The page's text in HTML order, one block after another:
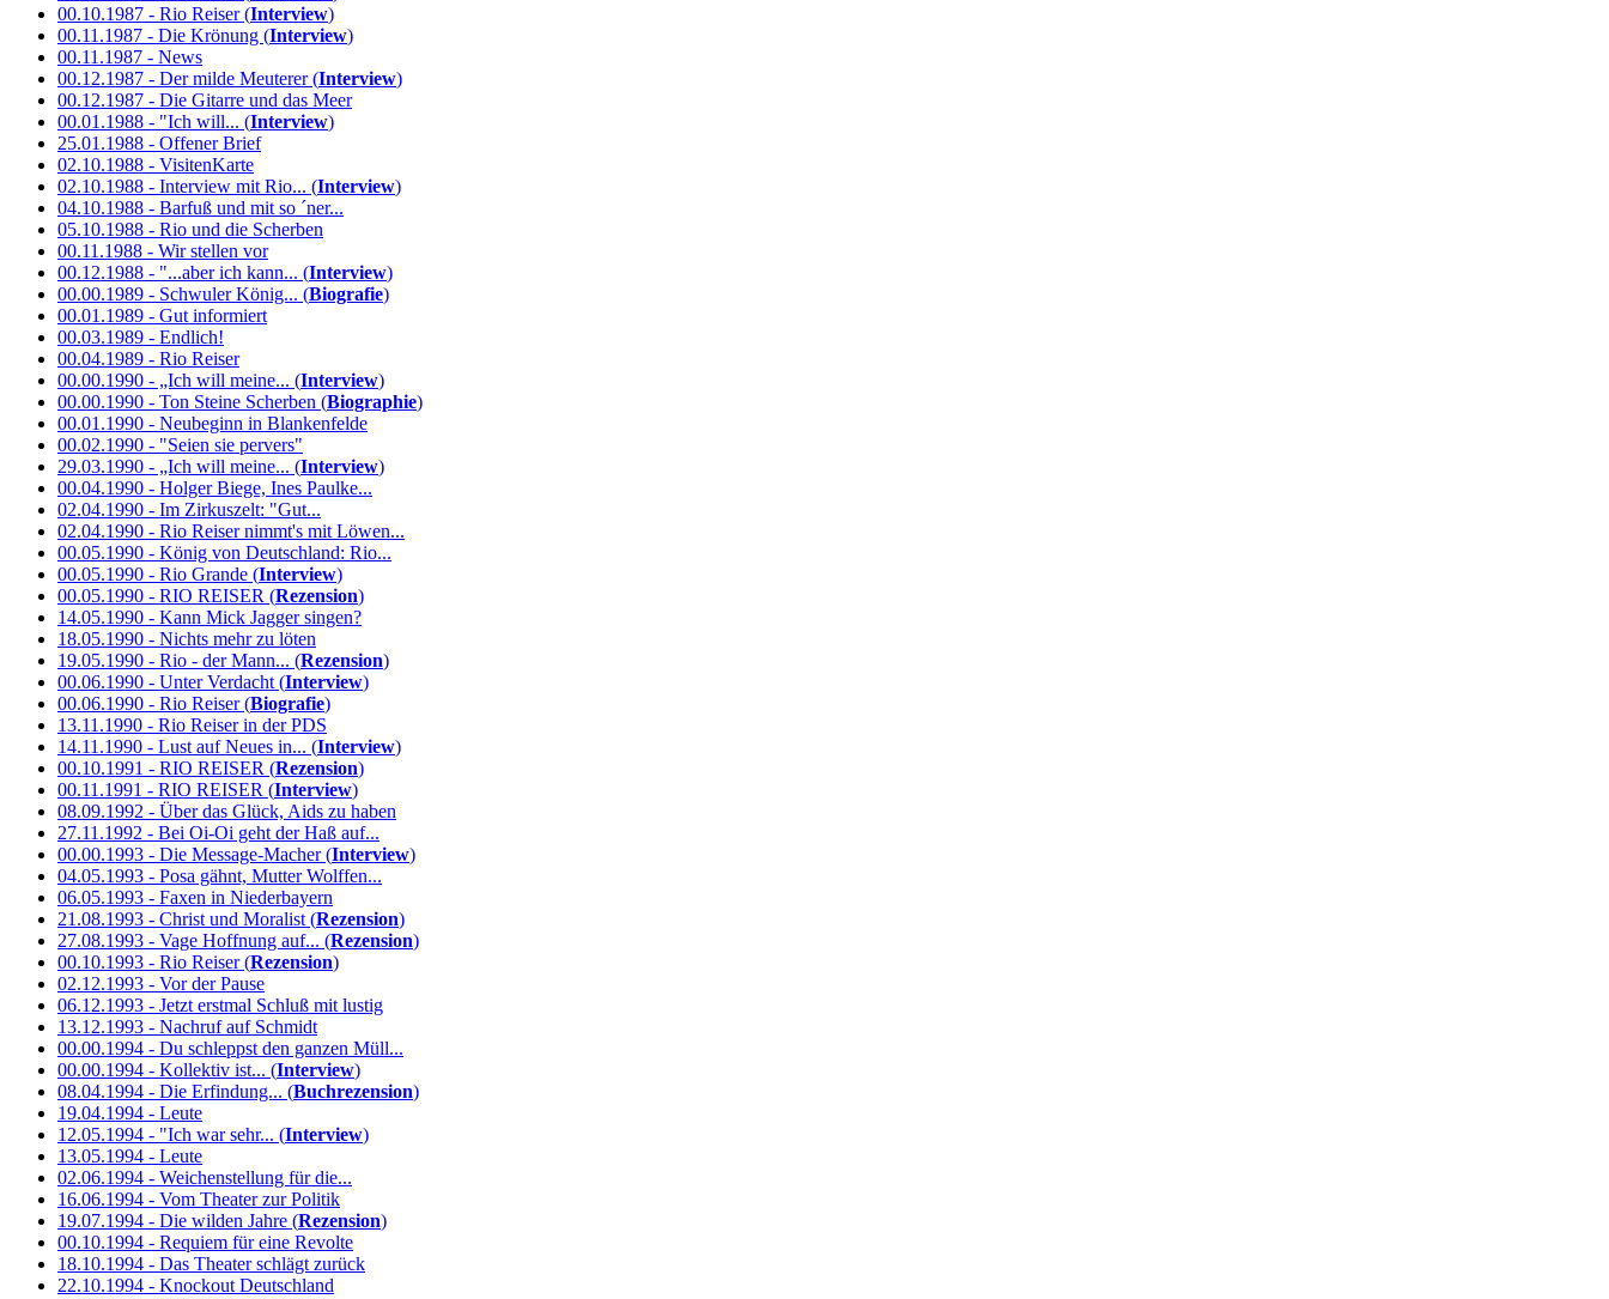
00.10.1987 - Rio Reiser (Interview)
00.11.1987 - Die Krönung (Interview)
00.11.1987 - News
00.12.1987 - Der milde Meuterer (Interview)
00.12.1987 - Die Gitarre und das Meer
00.01.1988 - "Ich will... (Interview)
25.01.1988 - Offener Brief
02.10.1988 - VisitenKarte
02.10.1988 - Interview mit Rio... (Interview)
04.10.1988 - Barfuß und mit so ´ner...
05.10.1988 - Rio und die Scherben
00.11.1988 - Wir stellen vor
00.12.1988 - "...aber ich kann... (Interview)
00.00.1989 - Schwuler König... (Biografie)
00.01.1989 - Gut informiert
00.03.1989 - Endlich!
00.04.1989 - Rio Reiser
00.00.1990 - „Ich will meine... (Interview)
00.00.1990 - Ton Steine Scherben (Biographie)
00.01.1990 - Neubeginn in Blankenfelde
00.02.1990 - "Seien sie pervers"
29.03.1990 - „Ich will meine... (Interview)
00.04.1990 - Holger Biege, Ines Paulke...
02.04.1990 - Im Zirkuszelt: "Gut...
02.04.1990 - Rio Reiser nimmt's mit Löwen...
00.05.1990 - König von Deutschland: Rio...
00.05.1990 - Rio Grande (Interview)
00.05.1990 - RIO REISER (Rezension)
14.05.1990 - Kann Mick Jagger singen?
18.05.1990 - Nichts mehr zu löten
19.05.1990 - Rio - der Mann... (Rezension)
00.06.1990 - Unter Verdacht (Interview)
00.06.1990 - Rio Reiser (Biografie)
13.11.1990 - Rio Reiser in der PDS
14.11.1990 - Lust auf Neues in... (Interview)
00.10.1991 - RIO REISER (Rezension)
00.11.1991 - RIO REISER (Interview)
08.09.1992 - Über das Glück, Aids zu haben
27.11.1992 - Bei Oi-Oi geht der Haß auf...
00.00.1993 - Die Message-Macher (Interview)
04.05.1993 - Posa gähnt, Mutter Wolffen...
06.05.1993 - Faxen in Niederbayern
21.08.1993 - Christ und Moralist (Rezension)
27.08.1993 - Vage Hoffnung auf... (Rezension)
00.10.1993 - Rio Reiser (Rezension)
02.12.1993 - Vor der Pause
06.12.1993 - Jetzt erstmal Schluß mit lustig
13.12.1993 - Nachruf auf Schmidt
00.00.1994 - Du schleppst den ganzen Müll...
00.00.1994 - Kollektiv ist... (Interview)
08.04.1994 - Die Erfindung... (Buchrezension)
19.04.1994 - Leute
12.05.1994 - "Ich war sehr... (Interview)
13.05.1994 - Leute
02.06.1994 - Weichenstellung für die...
16.06.1994 - Vom Theater zur Politik
19.07.1994 - Die wilden Jahre (Rezension)
00.10.1994 - Requiem für eine Revolte
18.10.1994 - Das Theater schlägt zurück
22.10.1994 - Knockout Deutschland